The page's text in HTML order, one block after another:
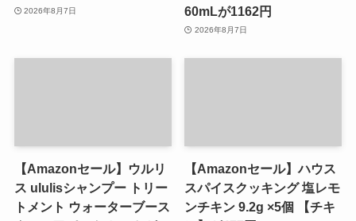
2026年8月7日
60mLが1162円
2026年8月7日
【Amazonセール】ウルリ
ス ululisシャンプー トリー
トメント ウォーターブース
【Amazonセール】ハウス
スパイスクッキング 塩レモ
ンチキン 9.2g ×5個 【チキ